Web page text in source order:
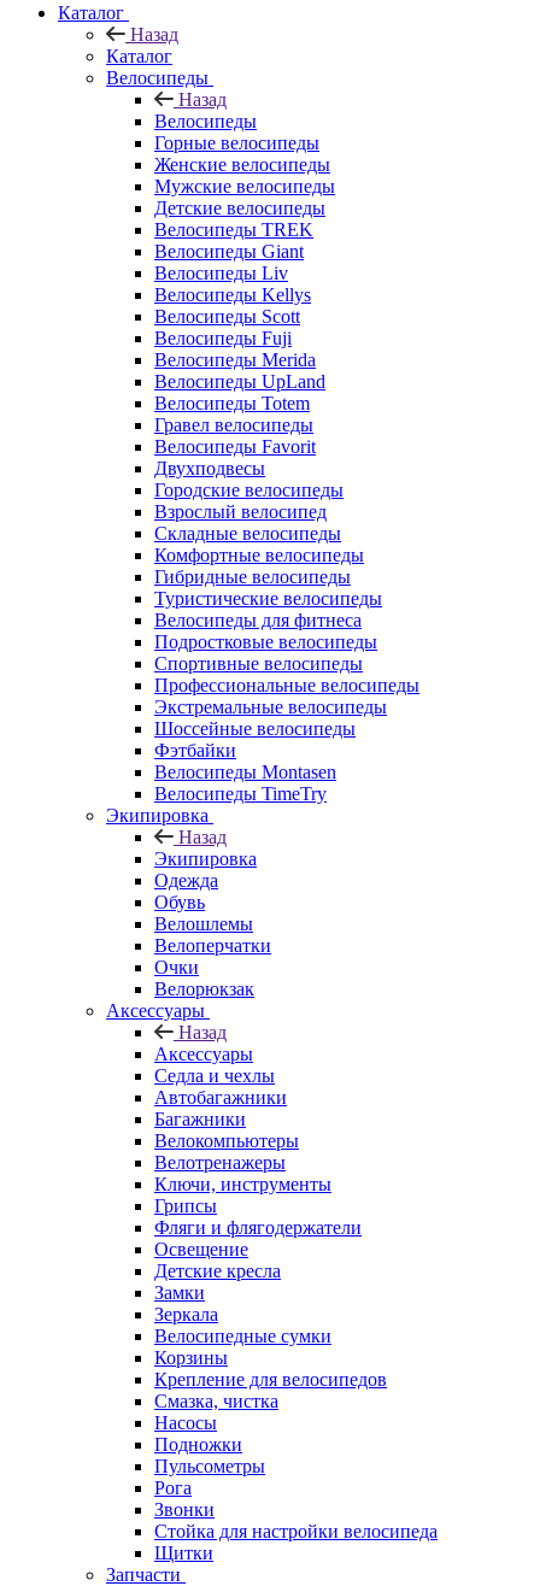
Каталог
Назад
Каталог
Велосипеды
Назад
Велосипеды
Горные велосипеды
Женские велосипеды
Мужские велосипеды
Детские велосипеды
Велосипеды TREK
Велосипеды Giant
Велосипеды Liv
Велосипеды Kellys
Велосипеды Scott
Велосипеды Fuji
Велосипеды Merida
Велосипеды UpLand
Велосипеды Totem
Гравел велосипеды
Велосипеды Favorit
Двухподвесы
Городские велосипеды
Взрослый велосипед
Складные велосипеды
Комфортные велосипеды
Гибридные велосипеды
Туристические велосипеды
Велосипеды для фитнеса
Подростковые велосипеды
Спортивные велосипеды
Профессиональные велосипеды
Экстремальные велосипеды
Шоссейные велосипеды
Фэтбайки
Велосипеды Montasen
Велосипеды TimeTry
Экипировка
Назад
Экипировка
Одежда
Обувь
Велошлемы
Велоперчатки
Очки
Велорюкзак
Аксессуары
Назад
Аксессуары
Седла и чехлы
Автобагажники
Багажники
Велокомпьютеры
Велотренажеры
Ключи, инструменты
Грипсы
Фляги и флягодержатели
Освещение
Детские кресла
Замки
Зеркала
Велосипедные сумки
Корзины
Крепление для велосипедов
Смазка, чистка
Насосы
Подножки
Пульсометры
Рога
Звонки
Стойка для настройки велосипеда
Щитки
Запчасти